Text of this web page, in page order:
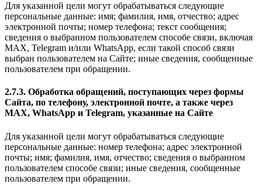
Для указанной цели могут обрабатываться следующие
персональные данные: имя; фамилия, имя, отчество; адрес
электронной почты; номер телефона; текст сообщения;
сведения о выбранном пользователем способе связи, включая
MAX, Telegram и/или WhatsApp, если такой способ связи
выбран пользователем на Сайте; иные сведения, сообщенные
пользователем при обращении.
2.7.3. Обработка обращений, поступающих через формы
Сайта, по телефону, электронной почте, а также через
MAX, WhatsApp и Telegram, указанные на Сайте
Для указанной цели могут обрабатываться следующие
персональные данные: номер телефона; адрес электронной
почты; имя; фамилия, имя, отчество; сведения о выбранном
пользователем способе связи; иные сведения, сообщенные
пользователем при обращении.